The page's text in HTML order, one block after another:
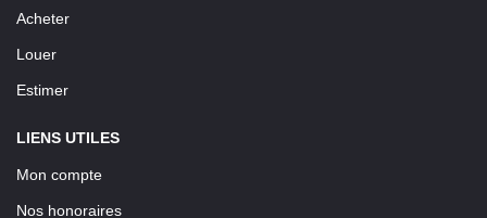
Acheter
Louer
Estimer
LIENS UTILES
Mon compte
Nos honoraires